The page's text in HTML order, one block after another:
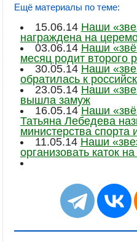
Ещё материалы по теме:
15.06.14 Наши
награждена на
03.06.14 Наши
месяц родит второго
30.05.14 Наши
обратилась к
23.05.14 Наши
вышла замуж
16.05.14 Наши
Татьяна Лебедева
министерства
11.05.14 Наши
организовать каток